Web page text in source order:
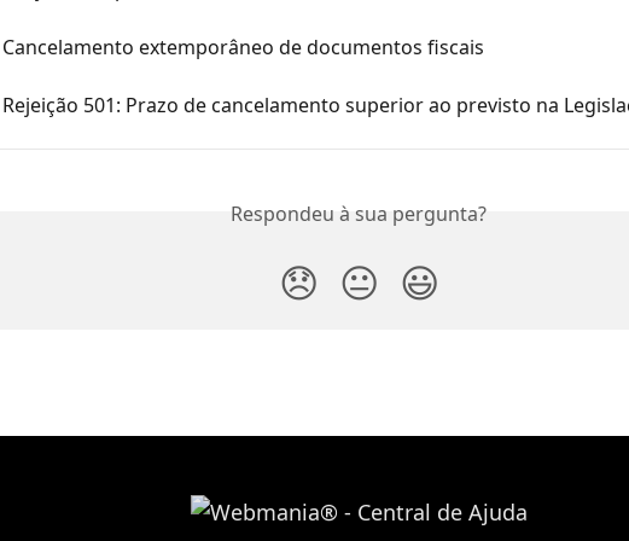
Cancelamento extemporâneo de documentos fiscais
Rejeição 501: Prazo de cancelamento superior ao previsto na
Respondeu à sua pergunta?
😞 😐 😃